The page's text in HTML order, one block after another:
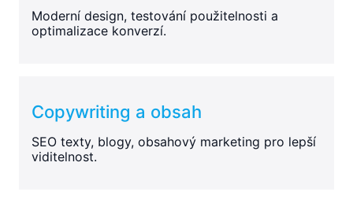
Moderní design, testování použitelnosti a
optimalizace konverzí.
Copywriting a obsah
SEO texty, blogy, obsahový marketing pro lepší
viditelnost.